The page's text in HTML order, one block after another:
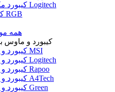
کیبورد مکانیکی Logitech
کیبورد گیمینگ RGB
همه
کیبورد و ماوس
کیبورد و ماوس MSI
کیبورد و ماوس Logitech
کیبورد و ماوس Rapoo
کیبورد و ماوس A4Tech
کیبورد و ماوس Green